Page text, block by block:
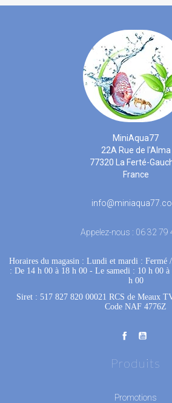
MiniAqua77
22A Rue de l'Alma
77320 La Ferté-
France
Appelez-nous : 06 32 79
Horaires du magasin : Lundi et mardi : Fermé
: De 14 h 00 à 18 h 00 - Le samedi : 10 h 00
h 00
Siret : 517 827 820 00021 RCS de Meaux
Code NAF 4776Z
Produits
Promotions